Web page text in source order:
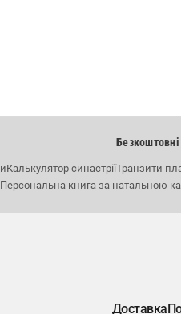
Безкоштовні
Калькулятор синастріїТранзити
Персональна книга за натальною
Доставка